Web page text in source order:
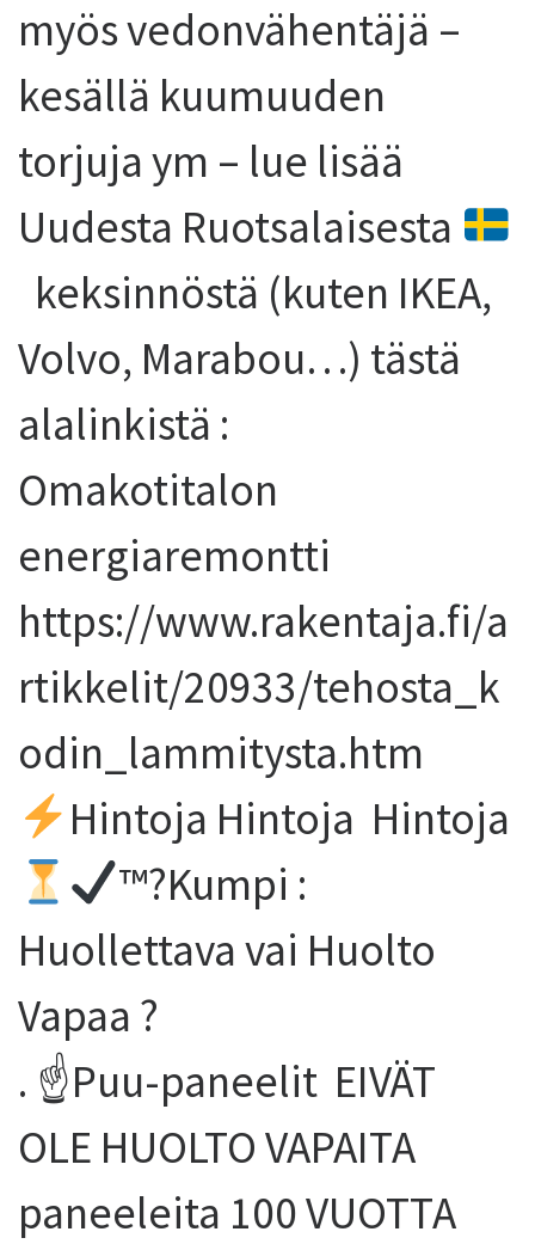
myös vedonvähentäjä –
kesällä kuumuuden
torjuja ym – lue lisää
Uudesta Ruotsalaisesta
keksinnöstä (kuten IKEA,
Volvo, Marabou…) tästä
alalinkistä :
Omakotitalon
energiaremontti
https://www.rakentaja.fi/a
rtikkelit/20933/tehosta_k
odin_lammitysta.htm
Hintoja Hintoja Hintoja
™️?Kumpi :
Huollettava vai Huolto
Vapaa ?
. ☝️Puu-paneelit EIVÄT
OLE HUOLTO VAPAITA
paneeleita 100 VUOTTA